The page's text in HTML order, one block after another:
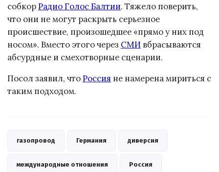
собкорРадио Голос Балтии. Тяжело поверить,
что они не могут раскрыть серьезное
происшествие, произошедшее «прямо у них под
носом». Вместо этого через СМИ вбрасываются
абсурдные и смехотворные сценарии.
Посол заявил, чтоРоссия не намерена мириться с
таким подходом.
газопровод Германия диверсия
международные отношения Россия